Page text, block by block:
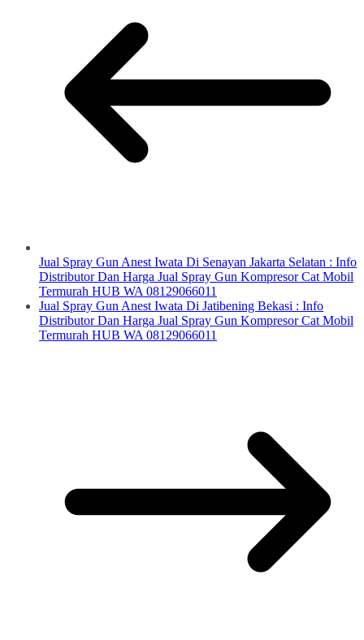
Jual Spray Gun Anest Iwata Di Senayan Jakarta Selatan : Info
Distributor Dan Harga Jual Spray Gun Kompresor Cat Mobil
Termurah HUB WA 08129066011
Jual Spray Gun Anest Iwata Di Jatibening Bekasi : Info
Distributor Dan Harga Jual Spray Gun Kompresor Cat Mobil
Termurah HUB WA 08129066011